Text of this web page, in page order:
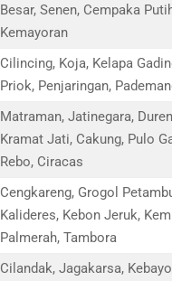
Besar, Senen, Cempaka
Kemayoran
Cilincing, Koja, Kelapa
Priok, Penjaringan,
Matraman, Jatinegara,
Kramat Jati, Cakung, Pulo
Rebo, Ciracas
Cengkareng, Grogol
Kalideres, Kebon Jeruk,
Palmerah, Tambora
Cilandak, Jagakarsa,